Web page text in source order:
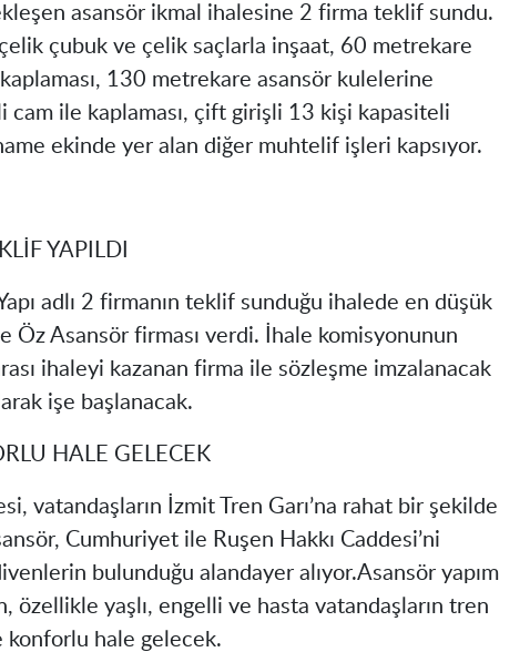
asansör ikmal ihalesine 2 firma teklif sundu.
çubuk ve çelik saçlarla inşaat, 60 metrekare
130 metrekare asansör kulelerine
ile kaplaması, çift girişli 13 kişi kapasiteli
ekinde yer alan diğer muhtelif işleri kapsıyor.
YAPILDI
adlı 2 firmanın teklif sunduğu ihalede en düşük
Asansör firması verdi. İhale komisyonunun
ihaleyi kazanan firma ile sözleşme imzalanacak
işe başlanacak.
HALE GELECEK
vatandaşların İzmit Tren Garı’na rahat bir şekilde
Cumhuriyet ile Ruşen Hakkı Caddesi’ni
bulunduğu alandayer alıyor.Asansör yapım
özellikle yaşlı, engelli ve hasta vatandaşların tren
konforlu hale gelecek.